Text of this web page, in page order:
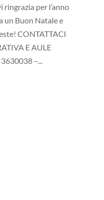
ringrazia per l’anno
un Buon Natale e
CONTATTACI
E AULE
–...